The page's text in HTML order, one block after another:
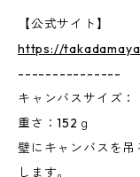
【公式サイト】
https://
---------------
キャンバスサイズ
重さ：152ｇ
壁にキャンバスを
します。